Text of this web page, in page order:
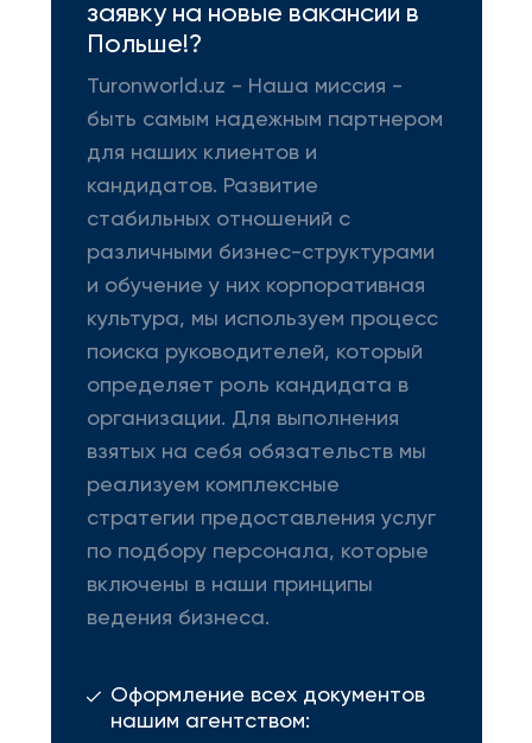
заявку на новые вакансии в
Польше!?
Turonworld.uz - Наша миссия -
быть самым надежным партнером
для наших клиентов и
кандидатов. Развитие
стабильных отношений с
различными бизнес-структурами
и обучение у них корпоративная
культура, мы используем процесс
поиска руководителей, который
определяет роль кандидата в
организации. Для выполнения
взятых на себя обязательств мы
реализуем комплексные
стратегии предоставления услуг
по подбору персонала, которые
включены в наши принципы
ведения бизнеса.
Оформление всех документов
нашим агентством: